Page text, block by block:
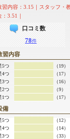
習内容：3.15｜スタッフ・
：3.51｜
口コミ数
78件
習内容
5つ
（19）
4つ
（17）
3つ
（16）
2つ
（9）
1つ
（17）
備
5つ
（12）
4つ
（14）
3つ
（33）